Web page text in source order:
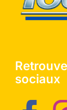
sociaux